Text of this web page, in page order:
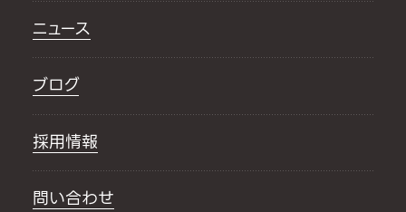
ニュース
ブログ
採用情報
問い合わせ